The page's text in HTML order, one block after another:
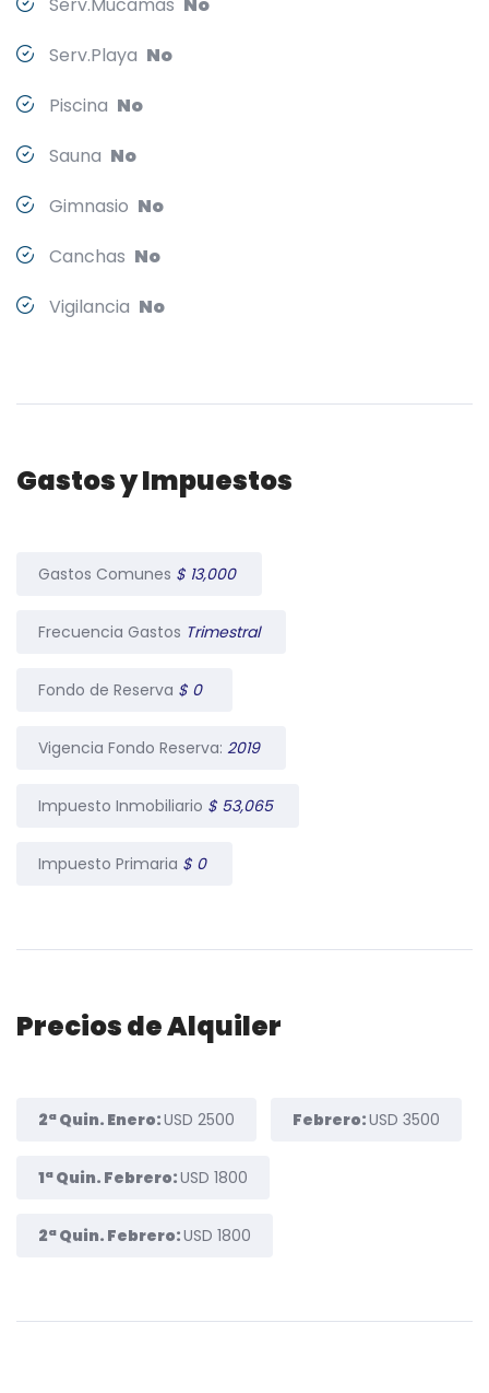
Serv.Playa No
Piscina No
Sauna No
Gimnasio No
Canchas No
Vigilancia No
Gastos y Impuestos
Gastos Comunes $ 13,000
Frecuencia Gastos Trimestral
Fondo de Reserva $ 0
Vigencia Fondo Reserva: 2019
Impuesto Inmobiliario $ 53,065
Impuesto Primaria $ 0
Precios de Alquiler
2ª Quin. Enero:USD 2500 Febrero:USD 3500
1ª Quin. Febrero:USD 1800
2ª Quin. Febrero:USD 1800